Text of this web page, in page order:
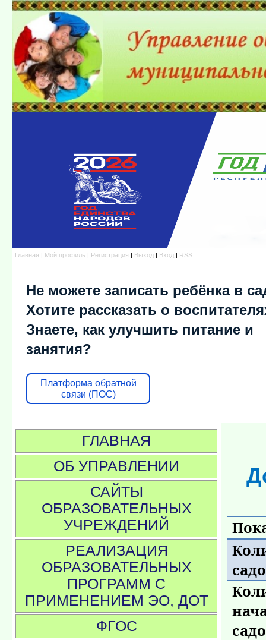
Главная | Мой профиль | Регистрация | Выход | Вход | RSS
Не можете записать ребёнка в
Хотите рассказать о
Знаете, как улучшить питание и
занятия?
Платформа обратной
связи (ПОС)
ГЛАВНАЯ
ОБ УПРАВЛЕНИИ
САЙТЫ
ОБРАЗОВАТЕЛЬНЫХ
УЧРЕЖДЕНИЙ
РЕАЛИЗАЦИЯ
ОБРАЗОВАТЕЛЬНЫХ
ПРОГРАММ С
ПРИМЕНЕНИЕМ ЭО, ДОТ
ФГОС